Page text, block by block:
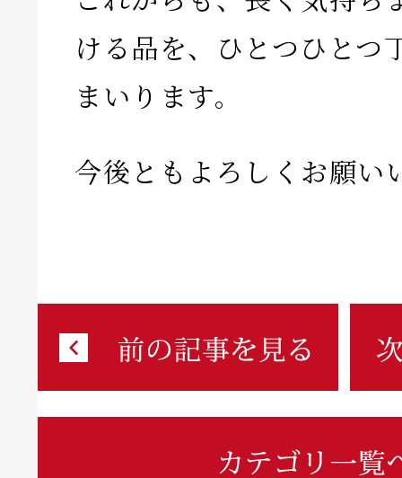
ける品を、ひとつひとつ
まいります。
今後ともよろしくお願い